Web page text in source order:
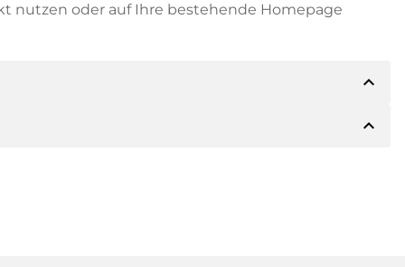
nutzen oder auf Ihre bestehende Homepage
expand_less
der Zahlung mitteilen. Der Inhaber wird Ihnen
expand_less